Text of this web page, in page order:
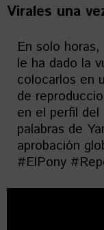
Virales una
En solo horas,
le ha dado la
colocarlos en
de
en el perfil del
palabras de
aprobación
#ElPony